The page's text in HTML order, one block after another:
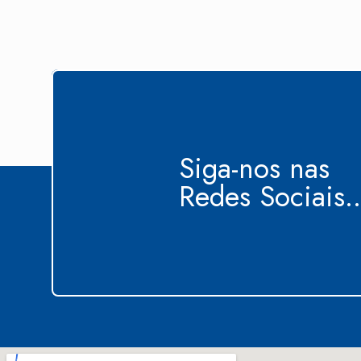
Siga-nos nas
Redes